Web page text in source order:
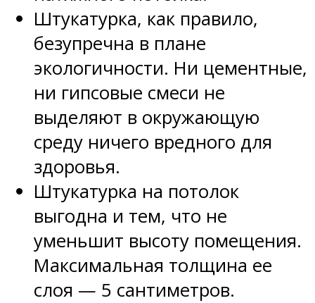
Штукатурка, как правило,
безупречна в плане
экологичности. Ни цементные,
ни гипсовые смеси не
выделяют в окружающую
среду ничего вредного для
здоровья.
Штукатурка на потолок
выгодна и тем, что не
уменьшит высоту помещения.
Максимальная толщина ее
слоя — 5 сантиметров.